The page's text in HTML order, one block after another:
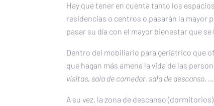
Hay que tener en cuenta tanto los
residencias o centros o pasarán la mayor
pasar su día con el mayor bienestar que
Dentro del mobiliario para geriátrico que
que hagan más amena la vida de las
visitas, sala de comedor, sala de descanso, …
A su vez, la zona de descanso